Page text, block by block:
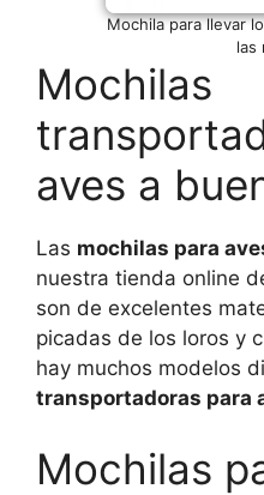
Mochila para llevar
las
Mochilas
aves a
Las mochilas para
nuestra tienda online
son de excelentes
picadas de los loros y
hay muchos modelos
transportadoras para
Mochilas